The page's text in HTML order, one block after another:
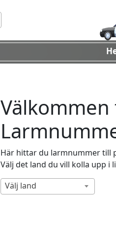
Välkommen
Här hittar du larmnummer till
Välj det land du vill kolla upp i
Välj land